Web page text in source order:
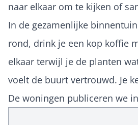
naar elkaar om te kijken of
In de gezamenlijke
rond, drink je een kop koffie
elkaar terwijl je de planten
voelt de buurt vertrouwd. Je
De woningen publiceren we